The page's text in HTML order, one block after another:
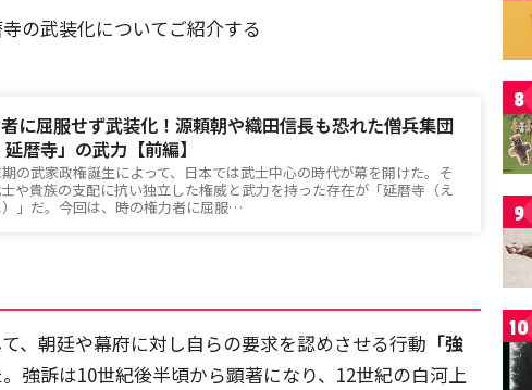
の武装化についてご紹介する
に屈服せず武装化！源頼朝や織田信長も恐れた僧兵集団
延暦寺」の武力【前編】
の武家政権誕生によって、日本では武士中心の時代が幕を開けた。そ
や貴族の支配に抗い独立した権威と武力を持った存在が「延暦寺（え
」だ。今回は、時の権力者に屈服…
、朝廷や幕府に対し自らの要求を認めさせる行動 「強
強訴は10世紀後半頃から顕著になり、12世紀の白河上
8
9
10